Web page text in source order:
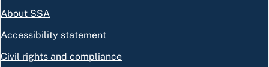
About SSA
Accessibility statement
Civil rights and compliance